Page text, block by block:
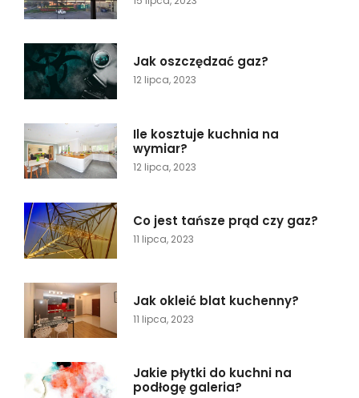
Jak oszczędzać gaz?
12 lipca, 2023
Ile kosztuje kuchnia na
wymiar?
12 lipca, 2023
Co jest tańsze prąd czy gaz?
11 lipca, 2023
Jak okleić blat kuchenny?
11 lipca, 2023
Jakie płytki do kuchni na
podłogę galeria?